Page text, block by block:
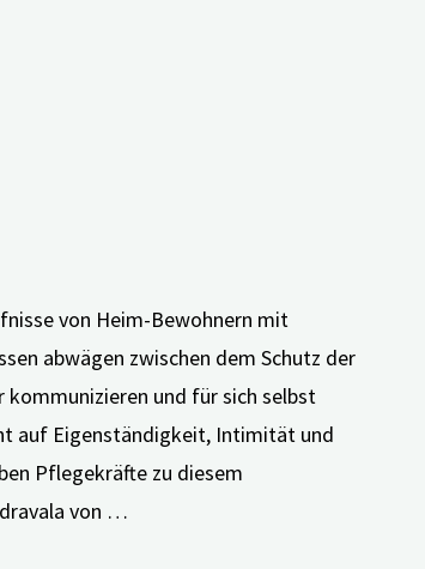
von Heim-Bewohnern mit
abwägen zwischen dem Schutz der
und für sich selbst
auf Eigenständigkeit, Intimität und
Pflegekräfte zu diesem
von …